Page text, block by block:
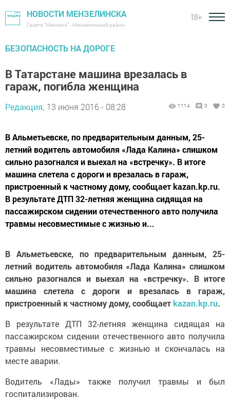
НОВОСТИ МЕНЗЕЛИНСКА
Газета "Мензеля" - Мензелинский район
18+
БЕЗОПАСНОСТЬ НА ДОРОГЕ
В Татарстане машина врезалась в
гараж, погибла женщина
Редакция, 13 июня 2016 - 08:28 1114 0 0
В Альметьевске, по предварительным данным, 25-
летний водитель автомобиля «Лада Калина» слишком
сильно разогнался и выехал на «встречку». В итоге
машина слетела с дороги и врезалась в гараж,
пристроенный к частному дому, сообщает kazan.kp.ru.
В результате ДТП 32-летняя женщина сидящая на
пассажирском сидении отечественного авто получила
травмы несовместимые с жизнью и...
В Альметьевске, по предварительным данным, 25-
летний водитель автомобиля «Лада Калина» слишком
сильно разогнался и выехал на «встречку». В итоге
машина слетела с дороги и врезалась в гараж,
пристроенный к частному дому, сообщаетkazan.kp.ru.
В результате ДТП 32-летняя женщина сидящая на
пассажирском сидении отечественного авто получила
травмы несовместимые с жизнью и скончалась на
месте аварии.
Водитель «Лады» также получил травмы и был
госпитализирован.